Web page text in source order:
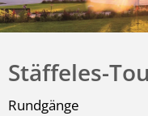
Stäffeles-
Rundgänge